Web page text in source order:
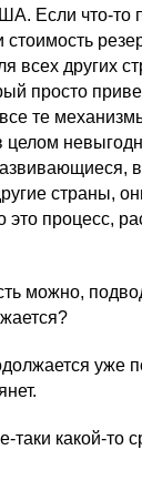
Если что-то
стоимость
всех других
просто
те
целом
страны,
это процесс,
можно,
уже
таки какой-то